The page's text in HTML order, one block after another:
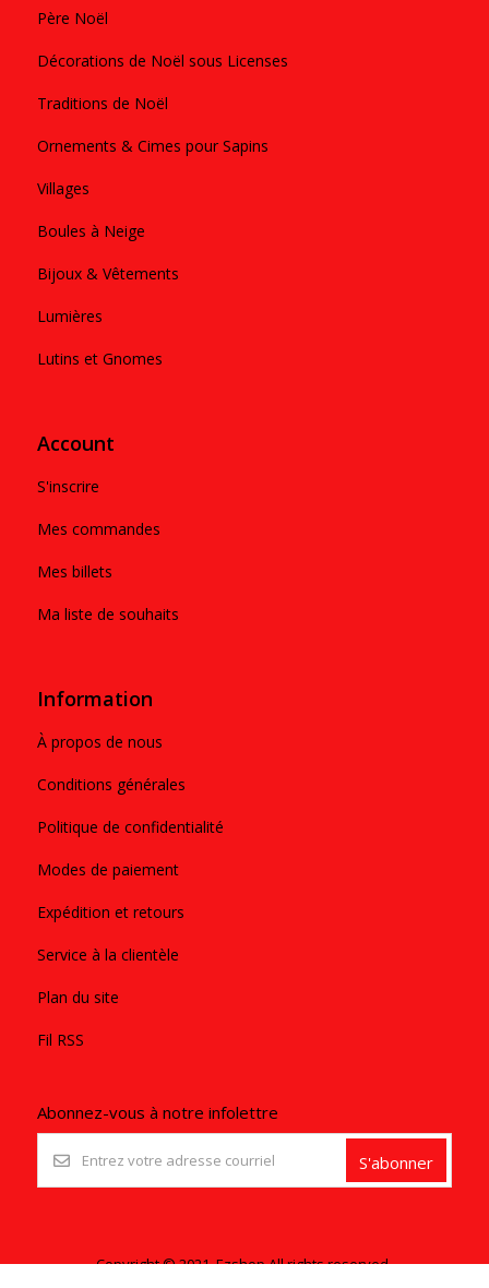
Père Noël
Décorations de Noël sous Licenses
Traditions de Noël
Ornements & Cimes pour Sapins
Villages
Boules à Neige
Bijoux & Vêtements
Lumières
Lutins et Gnomes
Account
S'inscrire
Mes commandes
Mes billets
Ma liste de souhaits
Information
À propos de nous
Conditions générales
Politique de confidentialité
Modes de paiement
Expédition et retours
Service à la clientèle
Plan du site
Fil RSS
Abonnez-vous à notre infolettre
S'abonner
Copyright © 2021. Ezshop All rights reserved.